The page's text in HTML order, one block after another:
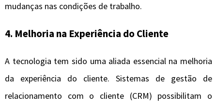
mudanças nas condições de trabalho.
4. Melhoria na Experiência do Cliente
A tecnologia tem sido uma aliada essencial na melhoria
da experiência do cliente. Sistemas de gestão de
relacionamento com o cliente (CRM) possibilitam o